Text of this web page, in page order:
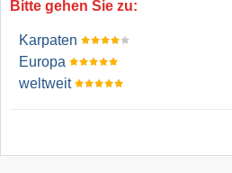
Bitte gehen Sie zu:
Karpaten
Europa
weltweit